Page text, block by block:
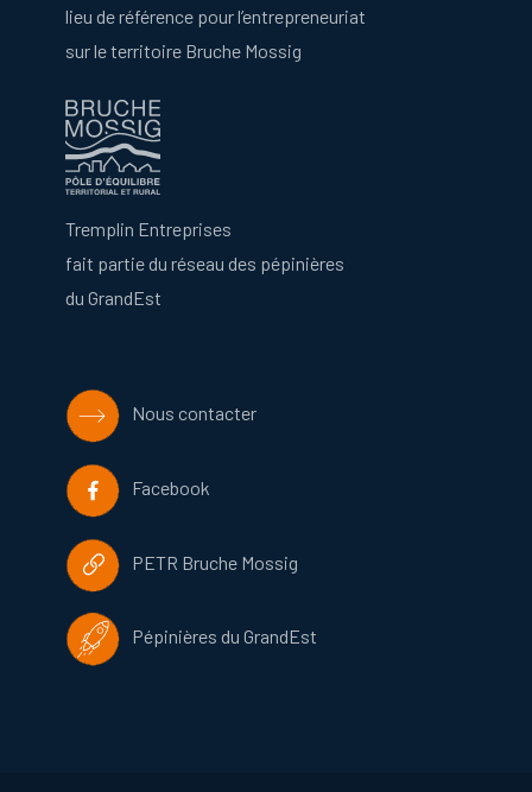
lieu de référence pour l’entrepreneuriat
sur le territoire Bruche Mossig
Tremplin Entreprises
fait partie du réseau des pépinières
du GrandEst
Nous contacter
Facebook
PETR Bruche Mossig
Pépinières du GrandEst